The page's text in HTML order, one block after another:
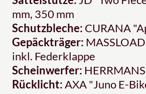
mm, 350 mm
Schutzbleche: CURANA
Gepäckträger:
inkl. Federklappe
Scheinwerfer:
Rücklicht:AXA "Juno E-